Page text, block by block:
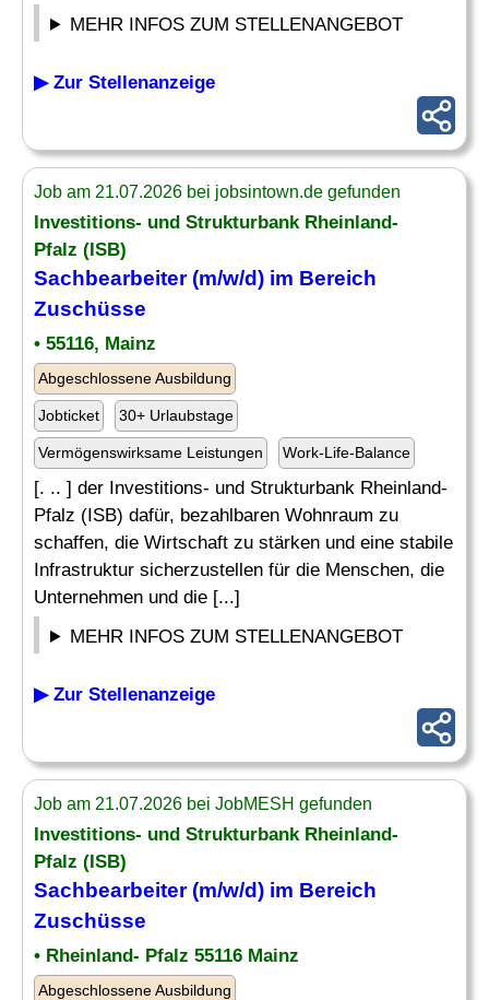
MEHR INFOS ZUM STELLENANGEBOT
▶ Zur Stellenanzeige
Job am 21.07.2026 bei jobsintown.de gefunden
Investitions- und Strukturbank Rheinland-
Pfalz (ISB)
Sachbearbeiter (m/w/d) im Bereich
Zuschüsse
• 55116, Mainz
Abgeschlossene Ausbildung
Jobticket 30+ Urlaubstage
Vermögenswirksame Leistungen Work-Life-Balance
[. .. ] der Investitions- und Strukturbank Rheinland-
Pfalz (ISB) dafür, bezahlbaren Wohnraum zu
schaffen, die Wirtschaft zu stärken und eine stabile
Infrastruktur sicherzustellen für die Menschen, die
Unternehmen und die [...]
MEHR INFOS ZUM STELLENANGEBOT
▶ Zur Stellenanzeige
Job am 21.07.2026 bei JobMESH gefunden
Investitions- und Strukturbank Rheinland-
Pfalz (ISB)
Sachbearbeiter (m/w/d) im Bereich
Zuschüsse
• Rheinland- Pfalz 55116 Mainz
Abgeschlossene Ausbildung